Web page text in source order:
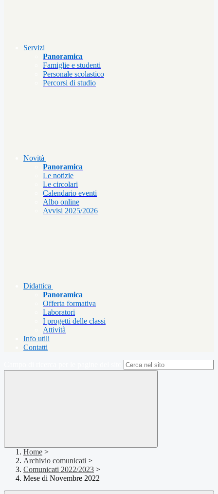
Servizi
Panoramica
Famiglie e studenti
Personale scolastico
Percorsi di studio
Novità
Panoramica
Le notizie
Le circolari
Calendario eventi
Albo online
Avvisi 2025/2026
Didattica
Panoramica
Offerta formativa
Laboratori
I progetti delle classi
Attività
Info utili
Contatti
Home >
Archivio comunicati >
Comunicati 2022/2023 >
Mese di Novembre 2022